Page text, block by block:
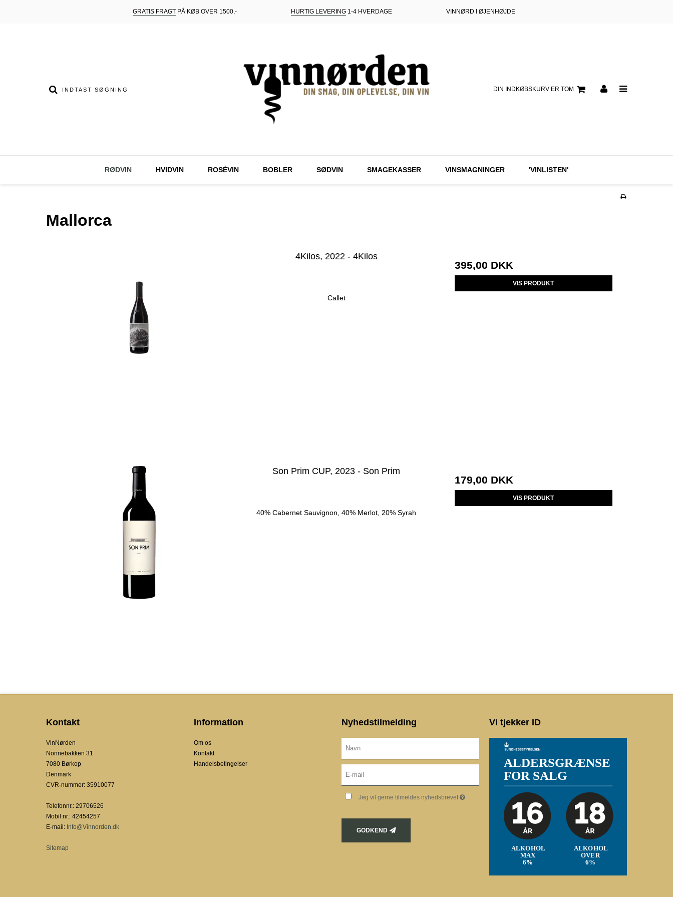
GRATIS FRAGTPÅ KØB OVER 1500,- HURTIG LEVERING1-4 HVERDAGE VINNØRD I ØJENHØJDE
DIN INDKØBSKURV ER TOM
RØDVIN HVIDVIN ROSÉVIN BOBLER SØDVIN SMAGEKASSER VINSMAGNINGER 'VINLISTEN'
Mallorca
4Kilos, 2022 - 4Kilos
Callet
395,00 DKK
VIS PRODUKT
Son Prim CUP, 2023 - Son Prim
40% Cabernet Sauvignon, 40% Merlot, 20% Syrah
179,00 DKK
VIS PRODUKT
Kontakt
VinNørden
Nonnebakken 31
7080 Børkop
Denmark
CVR-nummer: 35910077
Telefonnr.: 29706526
Mobil nr.: 42454257
E-mail : Info@Vinnorden.dk
Sitemap
Information
Om os
Kontakt
Handelsbetingelser
Nyhedstilmelding
Jeg vil gerne tilmeldes nyhedsbrevet
GODKEND
Vi tjekker ID